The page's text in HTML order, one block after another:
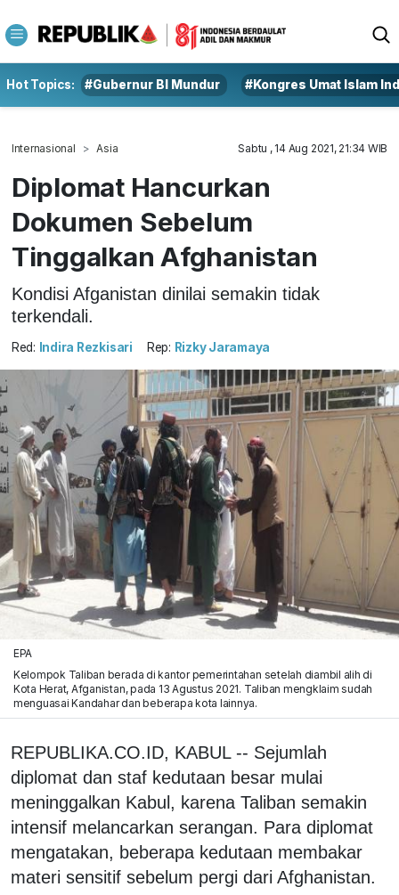
Hot Topics: #Gubernur BI Mundur #Kongres Umat Islam
Internasional Asia Sabtu , 14 Aug 2021, 21:34 WIB
Diplomat Hancurkan
Dokumen Sebelum
Tinggalkan Afghanistan
Kondisi Afganistan dinilai semakin tidak
terkendali.
Red: Indira Rezkisari Rep: Rizky Jaramaya
EPA
Kelompok Taliban berada di kantor pemerintahan setelah diambil alih di
Kota Herat, Afganistan, pada 13 Agustus 2021. Taliban mengklaim sudah
menguasai Kandahar dan beberapa kota lainnya.
REPUBLIKA.CO.ID, KABUL -- Sejumlah
diplomat dan staf kedutaan besar mulai
meninggalkan Kabul, karena Taliban semakin
intensif melancarkan serangan. Para diplomat
mengatakan, beberapa kedutaan membakar
materi sensitif sebelum pergi dari Afghanistan.